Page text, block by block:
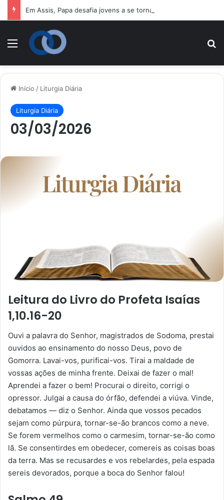
Menu
Início / Liturgia Diária
Liturgia Diária
03/03/2026
Leitura do Livro do Profeta Isaías
1,10.16-20
Ouvi a palavra do Senhor, magistrados de Sodoma, prestai
ouvidos ao ensinamento do nosso Deus, povo de
Gomorra. Lavai-vos, purificai-vos. Tirai a maldade de
vossas ações de minha frente. Deixai de fazer o mal!
Aprendei a fazer o bem! Procurai o direito, corrigi o
opressor. Julgai a causa do órfão, defendei a viúva. Vinde,
debatamos — diz o Senhor. Ainda que vossos pecados
sejam como púrpura, tornar-se-ão brancos como a neve.
Se forem vermelhos como o carmesim, tornar-se-ão como
lã. Se consentirdes em obedecer, comereis as coisas boas
da terra. Mas se recusardes e vos rebelardes, pela espada
sereis devorados, porque a boca do Senhor falou!